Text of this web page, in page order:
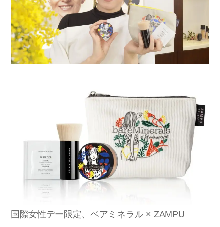
国際女性デー限定、ベアミネラル × ZAMPU